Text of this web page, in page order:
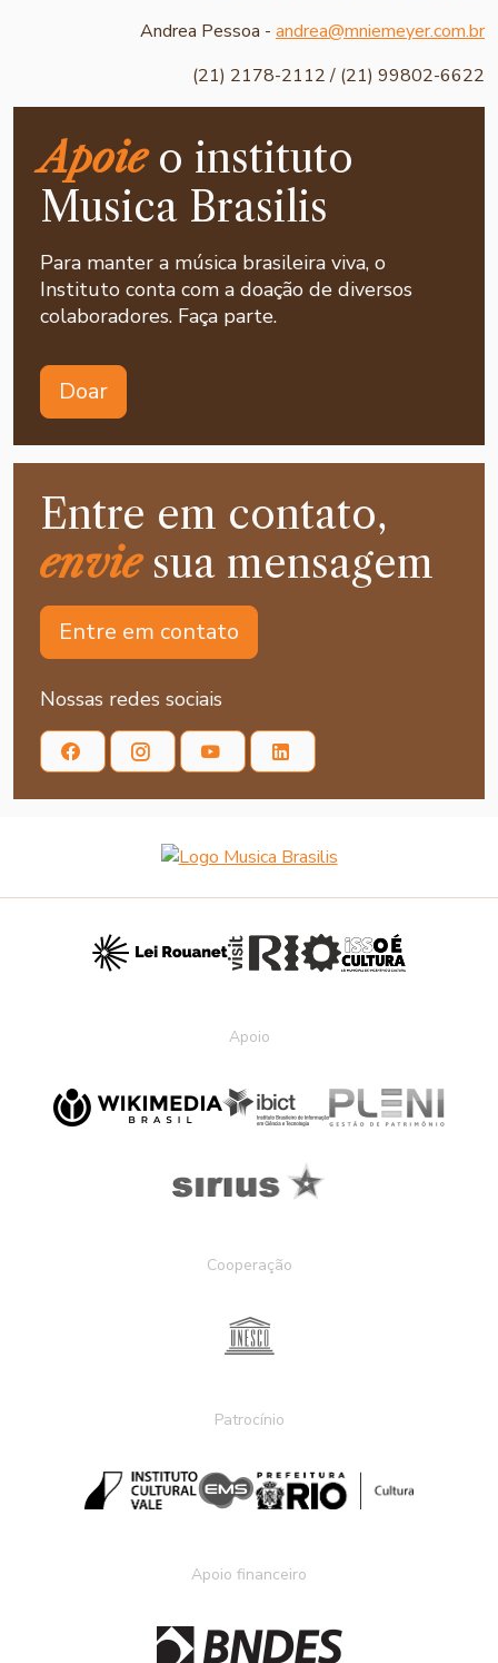
Andrea Pessoa - andrea@mniemeyer.com.br
(21) 2178-2112 / (21) 99802-6622
Apoieo instituto
Musica Brasilis
Para manter a música brasileira viva, o
Instituto conta com a doação de diversos
colaboradores. Faça parte.
Doar
Entre em contato,
enviesua mensagem
Entre em contato
Nossas redes sociais
Apoio
Cooperação
Patrocínio
Apoio financeiro